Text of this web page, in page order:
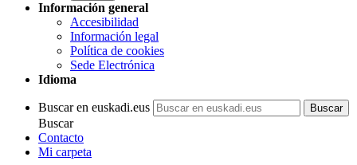
Información general
Accesibilidad
Información legal
Política de cookies
Sede Electrónica
Idioma
Buscar en euskadi.eus
Buscar
Contacto
Mi carpeta